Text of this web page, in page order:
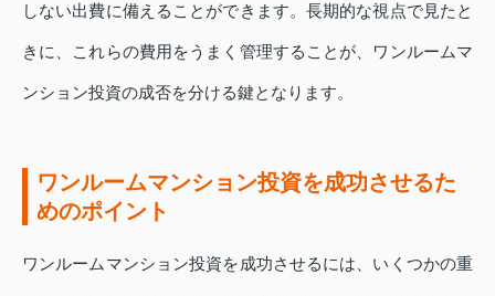
しない出費に備えることができます。長期的な視点で見たと
きに、これらの費用をうまく管理することが、ワンルームマ
ンション投資の成否を分ける鍵となります。
ワンルームマンション投資を成功させるた
めのポイント
ワンルームマンション投資を成功させるには、いくつかの重